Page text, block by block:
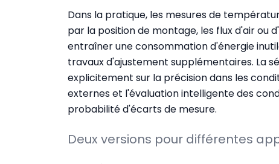
Dans la pratique, les mesures de
par la position de montage, les flux d'air ou
entraîner une consommation d'énergie
travaux d'ajustement supplémentaires. La
explicitement sur la précision dans les
externes et l'évaluation intelligente des
probabilité d'écarts de mesure.
Deux versions pour différentes